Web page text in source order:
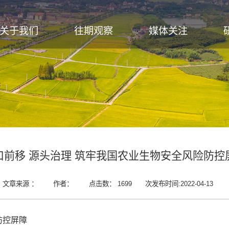
于我们 往期观察 媒体关注
前移 源头治理 筑牢我国农业生物安全风险防控
文章来源 ： 作者： 点击数： 1699 次发布时间:2022-04-13
控屏障